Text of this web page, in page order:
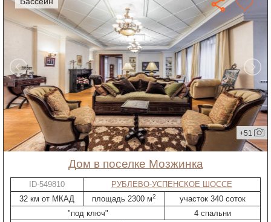
+51
дом в поселке Мозжинка
ID-549810
РУБЛЕВО-УСПЕНСКОЕ ШОССЕ
32 км от МКАД
площадь 2300 м2
участок 340 соток
"под ключ"
4 спальни